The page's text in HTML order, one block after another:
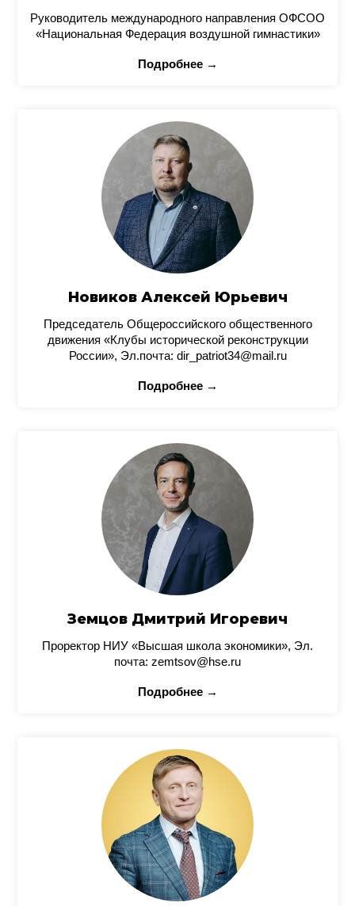
Руководитель международного направления ОФСОО
«Национальная Федерация воздушной гимнастики»
Подробнее →
Новиков Алексей Юрьевич
Председатель Общероссийского общественного
движения «Клубы исторической реконструкции
России», Эл.почта: dir_patriot34@mail.ru
Подробнее →
Земцов Дмитрий Игоревич
Проректор НИУ «Высшая школа экономики», Эл.
почта: zemtsov@hse.ru
Подробнее →